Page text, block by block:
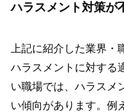
ハラスメント対策が
上記に紹介した業界
ハラスメントに対する
い職場では、ハラスメ
い傾向があります。例